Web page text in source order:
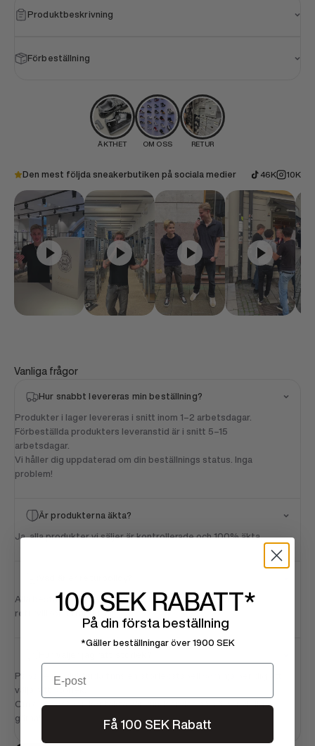
Produktbeskrivning
Förbeställning
ÄKTHET OM OSS RETUR
Den mest följda sneakerbutiken på sociala medier 46K 10K
Vanliga frågor
Hur snabbt levereras min beställning?
Produkter i lager levereras i snitt inom 1–2 arbetsdagar.
Förbeställda produkters leveranstid är i snitt 5–15
arbetsdagar.
Vi håller dig uppdaterad om din beställnings status. Inga
problem!
Är produkterna äkta?
Ja, alla produkter vi säljer är kontrollerade och 100% äkta.
Alla beställningar har 14 dagars returrätt. Mer detaljerade
returvillkor hittar du här
På varje produktsida finns en storlekstabell som hjälper dig att
välja rätt storlek.
Om du är osäker, kontakta vår kundservice så hjälper vi dig
gärna!
100 SEK RABATT*
På din första beställning
*Gäller beställningar över 1900 SEK
Email
Få 100 SEK Rabatt